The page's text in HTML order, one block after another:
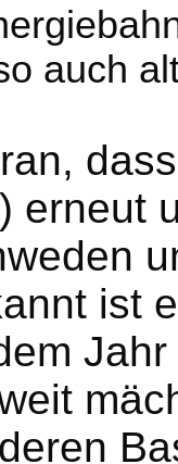
auch
erneut
ist